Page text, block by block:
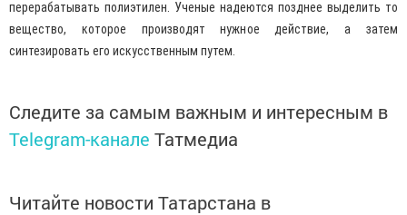
перерабатывать полиэтилен. Ученые надеются позднее выделить то
вещество, которое производят нужное действие, а затем
синтезировать его искусственным путем.
Следите за самым важным и интересным в
Telegram-канале Татмедиа
Читайте новости Татарстана в